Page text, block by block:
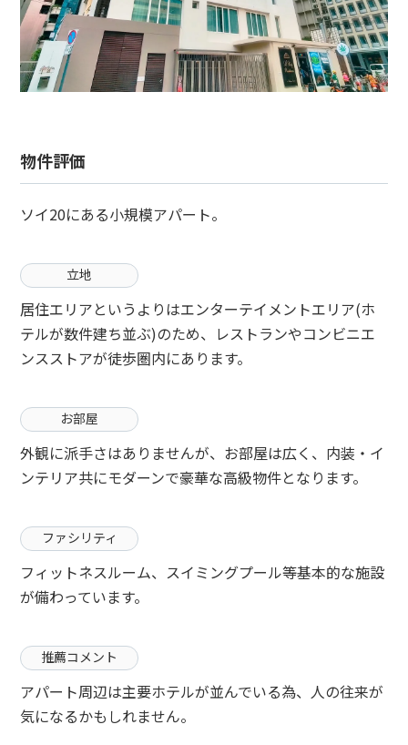
物件評価
ソイ20にある小規模アパート。
立地
居住エリアというよりはエンターテイメントエリア(ホ
テルが数件建ち並ぶ)のため、レストランやコンビニエ
ンスストアが徒歩圏内にあります。
お部屋
外観に派手さはありませんが、お部屋は広く、内装・イ
ンテリア共にモダーンで豪華な高級物件となります。
ファシリティ
フィットネスルーム、スイミングプール等基本的な施設
が備わっています。
推薦コメント
アパート周辺は主要ホテルが並んでいる為、人の往来が
気になるかもしれません。